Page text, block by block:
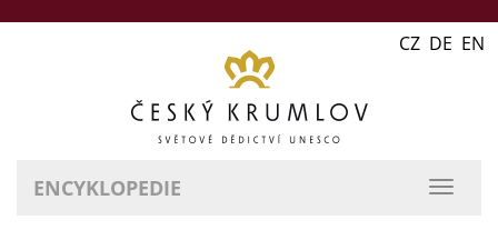
CZ DE EN
ENCYKLOPEDIE